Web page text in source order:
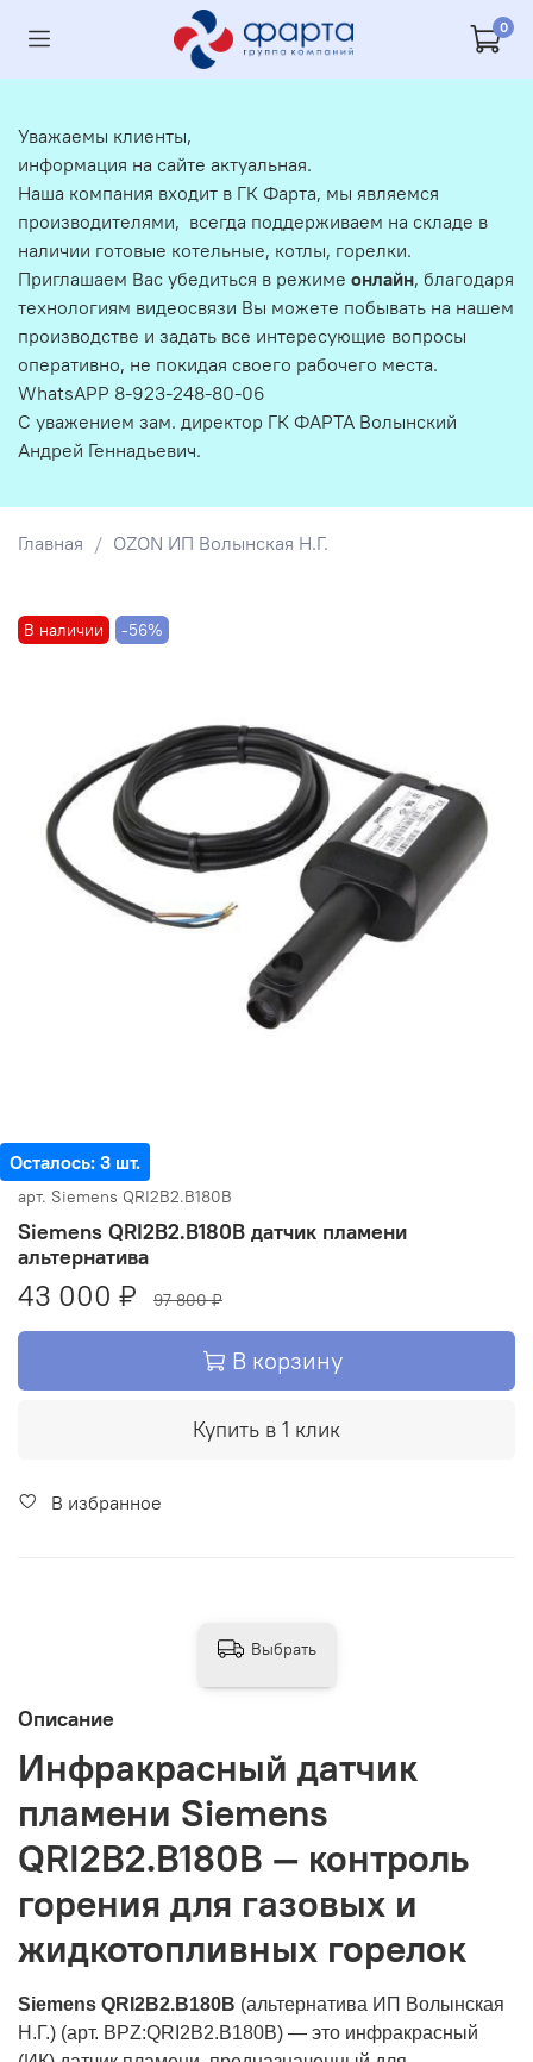
0
Главная OZON ИП Волынская Н.Г.
Осталось: 3 шт.
В наличии -56%
арт. Siemens QRI2B2.B180B
Siemens QRI2B2.B180B датчик пламени
альтернатива
43 000 ₽ 97 800 ₽
В корзину
Купить в 1 клик
В избранное
Описание
Инфракрасный датчик
пламени Siemens
QRI2B2.B180B — контроль
горения для газовых и
жидкотопливных горелок
Siemens QRI2B2.B180B (альтернатива ИП Волынская
Н.Г.) (арт. BPZ:QRI2B2.B180B) — это инфракрасный
Выбрать
Уважаемы клиенты,
информация на сайте актуальная.
Наша компания входит в ГК Фарта, мы являемся
производителями, всегда поддерживаем на складе в
наличии готовые котельные, котлы, горелки.
Приглашаем Вас убедиться в режиме онлайн, благодаря
технологиям видеосвязи Вы можете побывать на нашем
производстве и задать все интересующие вопросы
оперативно, не покидая своего рабочего места.
WhatsAPP 8-923-248-80-06
С уважением зам. директор ГК ФАРТА Волынский
Андрей Геннадьевич.